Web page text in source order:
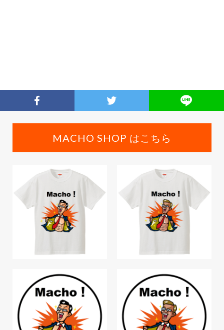
MACHO SHOP はこちら